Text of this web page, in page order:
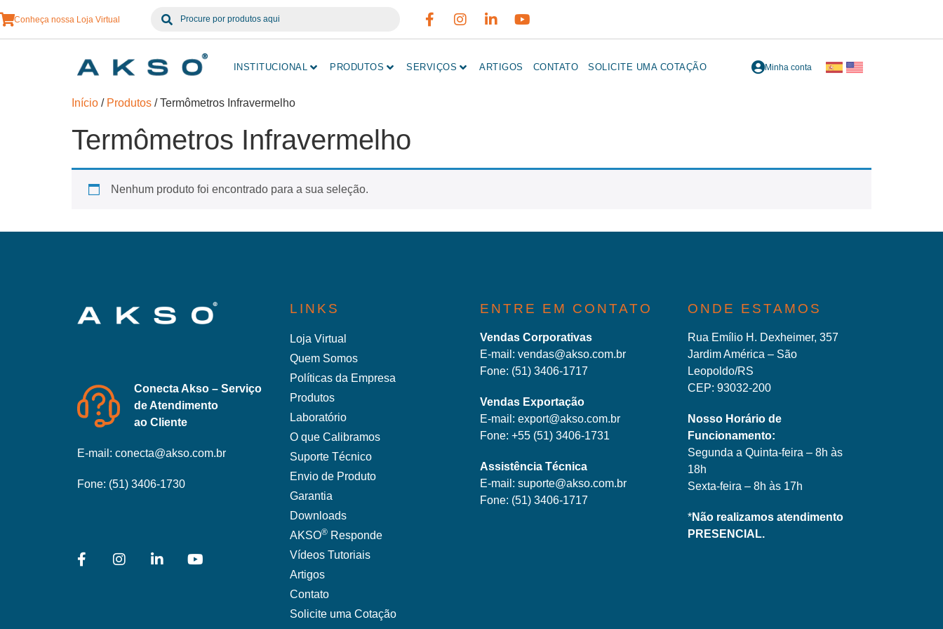
Conheça nossa Loja Virtual
INSTITUCIONAL PRODUTOS SERVIÇOS ARTIGOS CONTATO SOLICITE UMA COTAÇÃO Minha conta
Início / Produtos / Termômetros Infravermelho
Termômetros Infravermelho
Nenhum produto foi encontrado para a sua seleção.
Conecta Akso – Serviço
de Atendimento
ao Cliente
E-mail: conecta@akso.com.br
Fone: (51) 3406-1730
LINKS
Loja Virtual
Quem Somos
Políticas da Empresa
Produtos
Laboratório
O que Calibramos
Suporte Técnico
Envio de Produto
Garantia
Downloads
AKSO® Responde
Vídeos Tutoriais
Artigos
Contato
Solicite uma Cotação
ENTRE EM CONTATO
Vendas Corporativas
E-mail:vendas@akso.com.br
Fone: (51) 3406-1717
Vendas Exportação
E-mail:export@akso.com.br
Fone:+55 (51) 3406-1731
Assistência Técnica
E-mail:suporte@akso.com.br
Fone: (51) 3406-1717
ONDE ESTAMOS
Rua Emílio H. Dexheimer, 357
Jardim América – São
Leopoldo/RS
CEP: 93032-200
Nosso Horário de
Funcionamento:
Segunda a Quinta-feira – 8h às
18h
Sexta-feira – 8h às 17h
*Não realizamos atendimento
PRESENCIAL.